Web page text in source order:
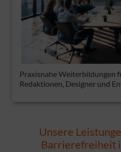
Praxisnahe Weiterbildungen
Redaktionen, Designer und
Unsere
Barrierefreiheit